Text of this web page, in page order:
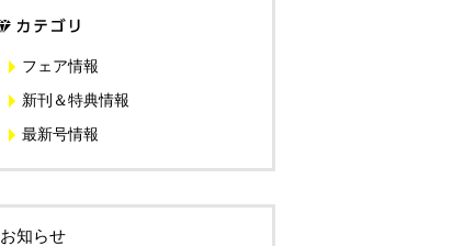
フェア情報
新刊＆特典情報
最新号情報
お知らせ